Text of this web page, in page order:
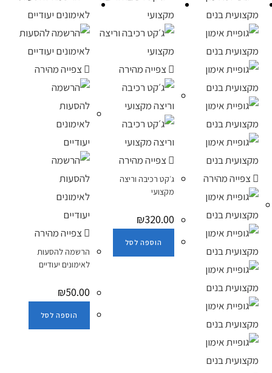
צפייה מהירה
צפייה מהירה
הרשמה להסעות
לאימונים יעודיים
₪50.00
הוספה לסל
צפייה מהירה
צפייה מהירה
ג׳קט רכיבה וריצה
מקצועי
₪320.00
הוספה לסל
צפייה מהירה